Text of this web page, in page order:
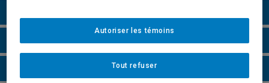
Horaire - Automne 2026
Tout refuser
Autoriser les témoins